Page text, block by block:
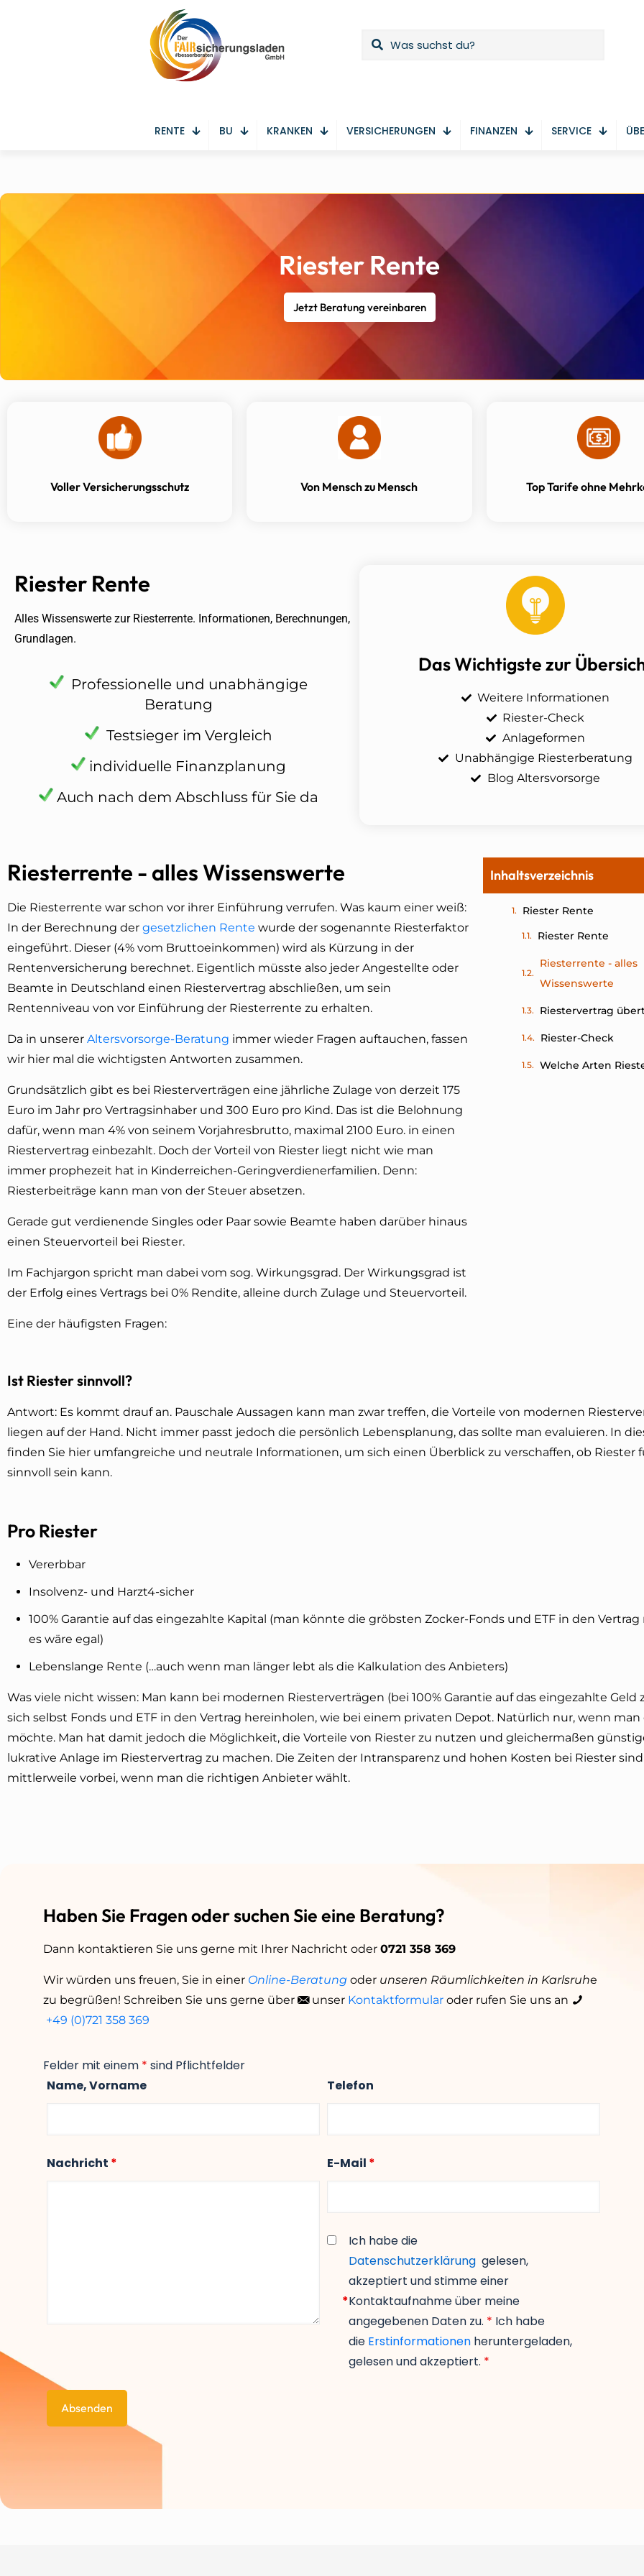
RENTE BU KRANKEN VERSICHERUNGEN FINANZEN SERVICE
Riester Rente
Jetzt Beratung vereinbaren
Voller Versicherungsschutz Von Mensch zu Mensch Top Tarife ohne
Riester Rente
Alles Wissenswerte zur Riesterrente. Informationen, Berechnungen,
Grundlagen.
Professionelle und unabhängige
Beratung
Testsieger im Vergleich
individuelle Finanzplanung
Auch nach dem Abschluss für Sie da
Das Wichtigste zur
Weitere Informationen
Riester-Check
Anlageformen
Unabhängige Riesterberatung
Blog Altersvorsorge
Riesterrente - alles Wissenswerte
Die Riesterrente war schon vor ihrer Einführung verrufen. Was kaum einer weiß:
In der Berechnung der gesetzlichen Rente wurde der sogenannte Riesterfaktor
eingeführt. Dieser (4% vom Bruttoeinkommen) wird als Kürzung in der
Rentenversicherung berechnet. Eigentlich müsste also jeder Angestellte oder
Beamte in Deutschland einen Riestervertrag abschließen, um sein
Rentenniveau von vor Einführung der Riesterrente zu erhalten.
Da in unserer Altersvorsorge-Beratung immer wieder Fragen auftauchen, fassen
wir hier mal die wichtigsten Antworten zusammen.
Grundsätzlich gibt es bei Riesterverträgen eine jährliche Zulage von derzeit 175
Euro im Jahr pro Vertragsinhaber und 300 Euro pro Kind. Das ist die Belohnung
dafür, wenn man 4% von seinem Vorjahresbrutto, maximal 2100 Euro. in einen
Riestervertrag einbezahlt. Doch der Vorteil von Riester liegt nicht wie man
immer prophezeit hat in Kinderreichen-Geringverdienerfamilien. Denn:
Riesterbeiträge kann man von der Steuer absetzen.
Gerade gut verdienende Singles oder Paar sowie Beamte haben darüber hinaus
einen Steuervorteil bei Riester.
Im Fachjargon spricht man dabei vom sog. Wirkungsgrad. Der Wirkungsgrad ist
der Erfolg eines Vertrags bei 0% Rendite, alleine durch Zulage und Steuervorteil.
Eine der häufigsten Fragen:
Inhaltsverzeichnis
Riester Rente
Riester Rente
Riesterrente - alles
Wissenswerte
Riestervertrag
Riester-Check
Welche Arten
Ist Riester sinnvoll?
Antwort: Es kommt drauf an. Pauschale Aussagen kann man zwar treffen, die Vorteile von modernen
liegen auf der Hand. Nicht immer passt jedoch die persönlich Lebensplanung, das sollte man evaluieren. In
finden Sie hier umfangreiche und neutrale Informationen, um sich einen Überblick zu verschaffen, ob Riester
sinnvoll sein kann.
Pro Riester
Vererbbar
Insolvenz- und Harzt4-sicher
100% Garantie auf das eingezahlte Kapital (man könnte die gröbsten Zocker-Fonds und ETF in den Vertrag
es wäre egal)
Lebenslange Rente (…auch wenn man länger lebt als die Kalkulation des Anbieters)
Was viele nicht wissen: Man kann bei modernen Riesterverträgen (bei 100% Garantie auf das eingezahlte Geld
sich selbst Fonds und ETF in den Vertrag hereinholen, wie bei einem privaten Depot. Natürlich nur, wenn man
möchte. Man hat damit jedoch die Möglichkeit, die Vorteile von Riester zu nutzen und gleichermaßen
lukrative Anlage im Riestervertrag zu machen. Die Zeiten der Intransparenz und hohen Kosten bei Riester sind
mittlerweile vorbei, wenn man die richtigen Anbieter wählt.
Haben Sie Fragen oder suchen Sie eine Beratung?
Dann kontaktieren Sie uns gerne mit Ihrer Nachricht oder 0721 358 369
Wir würden uns freuen, Sie in einer Online-Beratung oder unseren Räumlichkeiten in Karlsruhe
zu begrüßen! Schreiben Sie uns gerne über
unser Kontaktformular oder rufen Sie uns an
+49 (0)721 358 369
Felder mit einem * sind Pflichtfelder
Name, Vorname
Telefon
Nachricht * E-Mail *
*
Ich habe die
Datenschutzerklärunggelesen,
akzeptiert und stimme einer
Kontaktaufnahme über meine
angegebenen Daten zu. * Ich habe
die Erstinformationenheruntergeladen,
gelesen und akzeptiert. *